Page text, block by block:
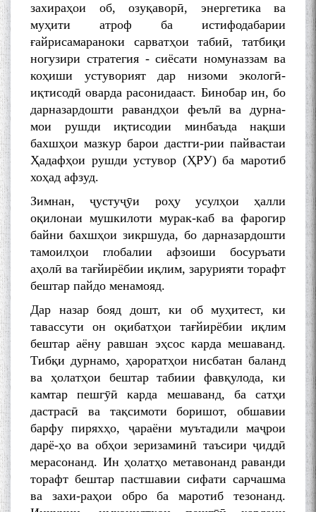
захираҳои об, озуқаворӣ, энергетика ва
муҳити атроф ба истифодабарии
ғайрисамараноки сарватҳои табиӣ, татбиқи
ногузири стратегия - сиёсати номуназзам ва
коҳиши устуворият дар низоми экологӣ-
иқтисодӣ оварда расонидааст. Бинобар ин, бо
дарназардошти равандҳои феълӣ ва дурна-
мои рушди иқтисодии минбаъда нақши
бахшҳои мазкур барои дастги-рии пайвастаи
Ҳадафҳои рушди устувор (ҲРУ) ба маротиб
хоҳад афзуд.
Зимнан, ҷустуҷӯи роҳу усулҳои ҳалли
оқилонаи мушкилоти мурак-каб ва фарогир
байни бахшҳои зикршуда, бо дарназардошти
тамоилҳои глобалии афзоиши босуръати
аҳолӣ ва тағйирёбии иқлим, зарурияти торафт
бештар пайдо менамояд.
Дар назар бояд дошт, ки об муҳитест, ки
тавассути он оқибатҳои тағйирёбии иқлим
бештар аёну равшан эҳсос карда мешаванд.
Тибқи дурнамо, ҳароратҳои нисбатан баланд
ва ҳолатҳои бештар табиии фавқулода, ки
камтар пешгӯӣ карда мешаванд, ба сатҳи
дастрасӣ ва тақсимоти боришот, обшавии
барфу пиряхҳо, ҷараёни муътадили маҷрои
дарё-ҳо ва обҳои зеризаминӣ таъсири ҷиддӣ
мерасонанд. Ин ҳолатҳо метавонанд раванди
торафт бештар пастшавии сифати сарчашма
ва захи-раҳои обро ба маротиб тезонанд.